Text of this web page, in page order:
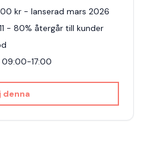
kr - lanserad mars 2026
- 80% återgår till kunder
09:00-17:00
denna